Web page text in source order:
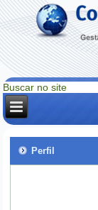
Perfil